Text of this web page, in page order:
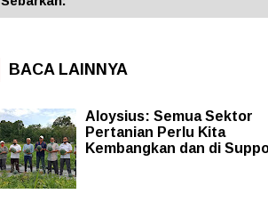
BACA LAINNYA
Aloysius: Semua Sektor
Pertanian Perlu Kita
Kembangkan dan di